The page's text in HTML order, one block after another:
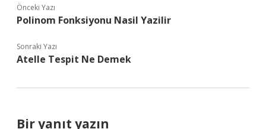
Önceki Yazı
Polinom Fonksiyonu Nasil Yazilir
Sonraki Yazı
Atelle Tespit Ne Demek
Bir yanıt yazın